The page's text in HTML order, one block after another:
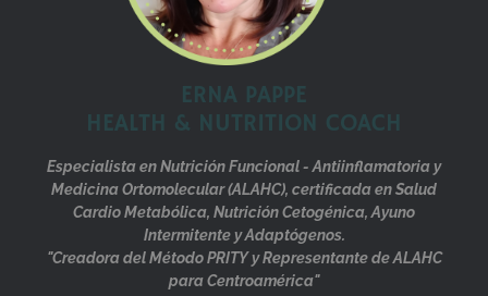
ERNA PAPPE
HEALTH & NUTRITION COACH
Especialista en Nutrición Funcional - Antiinflamatoria y
Medicina Ortomolecular (ALAHC), certificada en Salud
Cardio Metabólica, Nutrición Cetogénica, Ayuno
Intermitente y Adaptógenos.
"Creadora del Método PRITY y Representante de ALAHC
para Centroamérica"